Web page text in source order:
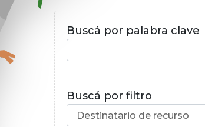
Buscá por palabra clave
Buscá por filtro